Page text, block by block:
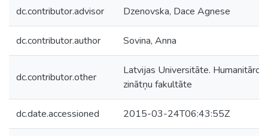
dc.contributor.advisor Dzenovska, Dace Agnese
dc.contributor.author Sovina, Anna
dc.contributor.other
Latvijas Universitāte. Humanitāro
zinātņu fakultāte
dc.date.accessioned 2015-03-24T06:43:55Z